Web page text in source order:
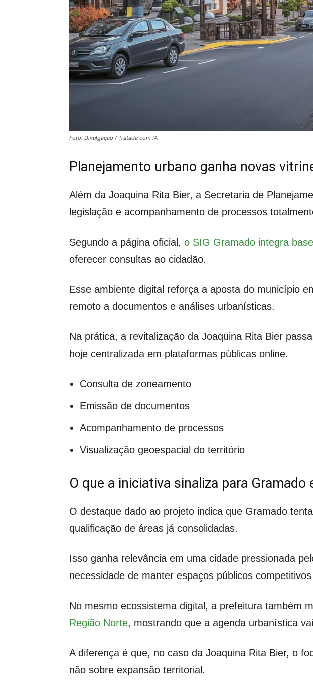
Foto: Divulgação / Tratada com IA
Planejamento urbano ganha novas
Além da Joaquina Rita Bier, a Secretaria de
legislação e acompanhamento de processos
Segundo a página oficial, o SIG Gramado integra
oferecer consultas ao cidadão.
Esse ambiente digital reforça a aposta do município
remoto a documentos e análises urbanísticas.
Na prática, a revitalização da Joaquina Rita Bier
hoje centralizada em plataformas públicas online.
Consulta de zoneamento
Emissão de documentos
Acompanhamento de processos
Visualização geoespacial do território
O que a iniciativa sinaliza para Gramado
O destaque dado ao projeto indica que Gramado
qualificação de áreas já consolidadas.
Isso ganha relevância em uma cidade pressionada
necessidade de manter espaços públicos
No mesmo ecossistema digital, a prefeitura também
Região Norte, mostrando que a agenda urbanística
A diferença é que, no caso da Joaquina Rita Bier, o
não sobre expansão territorial.